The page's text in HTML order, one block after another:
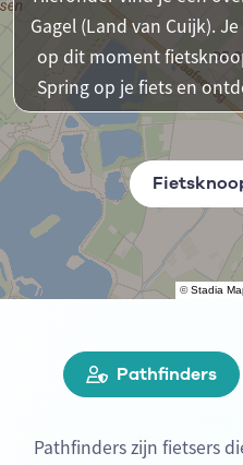
©Stadia
Gagel (Land van Cuijk).
op dit moment
Spring op je fiets en
Pathfinders
Pathfinders zijn fietsers